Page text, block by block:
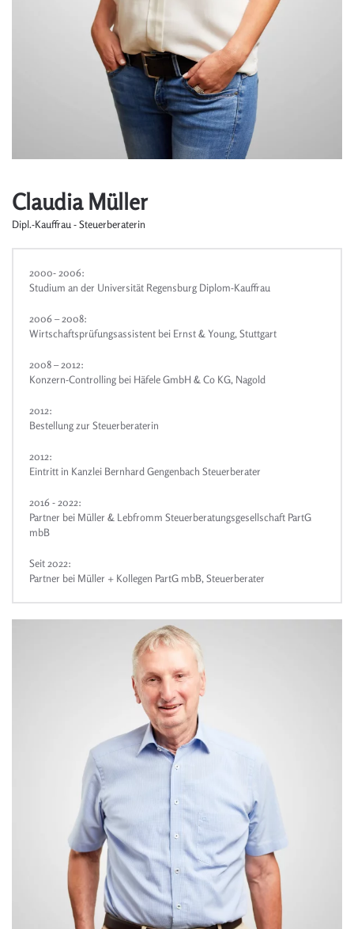
Claudia Müller
Dipl.-Kauffrau - Steuerberaterin
2000- 2006:
Studium an der Universität Regensburg Diplom-Kauffrau
2006 – 2008:
Wirtschaftsprüfungsassistent bei Ernst & Young, Stuttgart
2008 – 2012:
Konzern-Controlling bei Häfele GmbH & Co KG, Nagold
2012:
Bestellung zur Steuerberaterin
2012:
Eintritt in Kanzlei Bernhard Gengenbach Steuerberater
2016 - 2022:
Partner bei Müller & Lebfromm Steuerberatungsgesellschaft PartG
mbB
Seit 2022:
Partner bei Müller + Kollegen PartG mbB, Steuerberater